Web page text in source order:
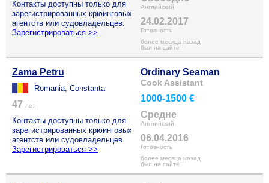
Контакты доступны только для
зарегистрированных крюинговых
агентств или судовладельцев.
Зарегистрироваться >>
Английский
24.02.2017
Готовность
более месяца назад
был на сайте
Zama Petru
Romania, Constanta
47 лет
Контакты доступны только для
зарегистрированных крюинговых
агентств или судовладельцев.
Зарегистрироваться >>
Ordinary Seaman
Cook Assistant
1000-1500 €
Средне
Английский
06.04.2016
Готовность
более месяца назад
был на сайте